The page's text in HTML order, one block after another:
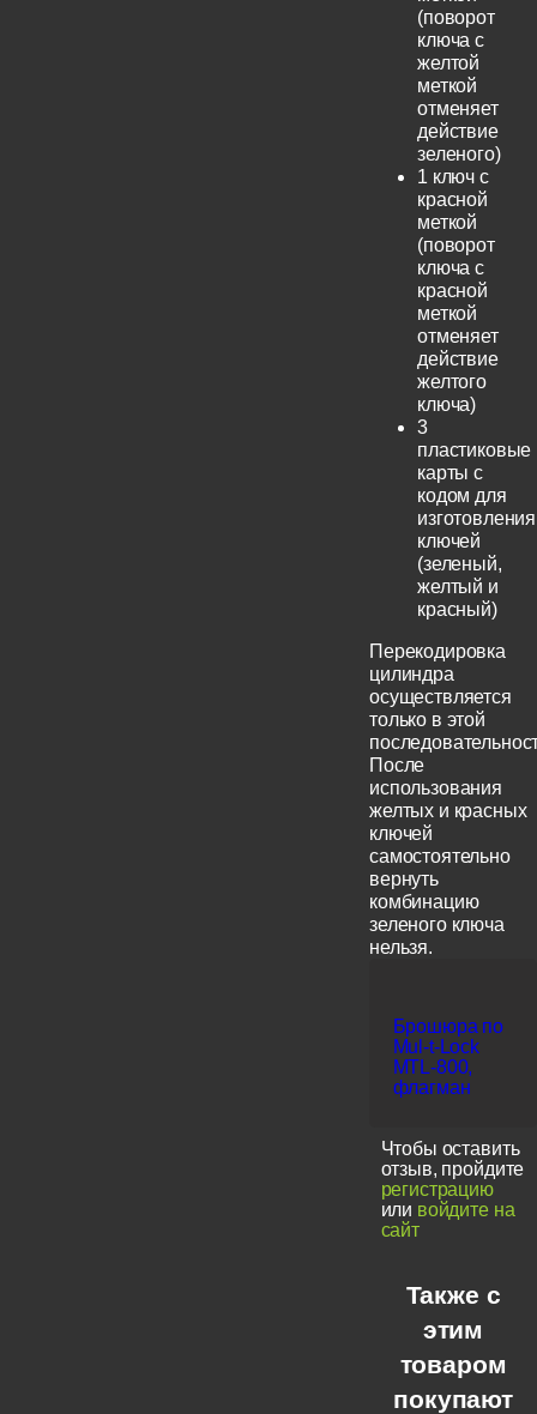
(поворот
ключа с
желтой
меткой
отменяет
действие
зеленого)
1 ключ с
красной
меткой
(поворот
ключа с
красной
меткой
отменяет
действие
желтого
ключа)
3
пластиковые
карты с
кодом для
изготовления
ключей
(зеленый,
желтый и
красный)
Перекодировка
цилиндра
осуществляется
только в этой
После
использования
желтых и красных
ключей
самостоятельно
вернуть
комбинацию
зеленого ключа
нельзя.
Брошюра по
Mul-t-Lock
MTL-800,
флагман
Чтобы оставить
отзыв, пройдите
регистрацию
или войдите на
сайт
Также с
этим
товаром
покупают